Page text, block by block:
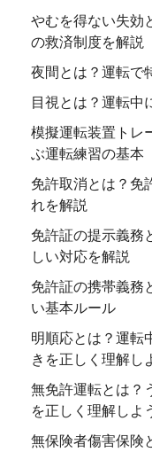
やむを得ない失効
の救済制度を解説
夜間とは？運転で
目視とは？運転中
模擬運転装置トレ
ぶ運転練習の基本
免許取消とは？免
れを解説
免許証の提示義務
しい対応を解説
免許証の携帯義務
い基本ルール
明順応とは？運転
きを正しく理解し
無免許運転とは？
を正しく理解しよ
無保険者傷害保険